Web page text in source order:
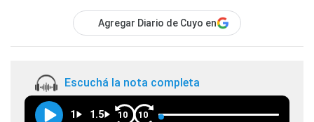
Agregar Diario de Cuyo en
Escuchá la nota completa
1 1.5 10 10